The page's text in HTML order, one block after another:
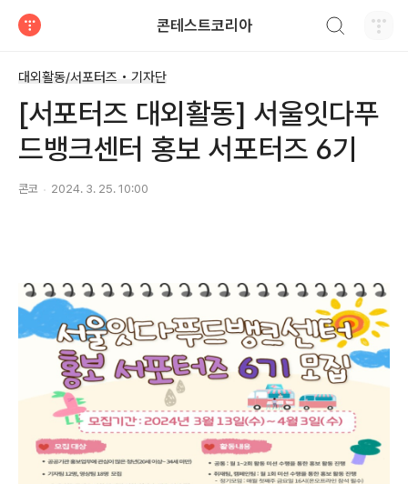
콘테스트코리아
대외활동/서포터즈 • 기자단
[서포터즈 대외활동] 서울잇다푸
드뱅크센터 홍보 서포터즈 6기
콘코 2024. 3. 25. 10:00